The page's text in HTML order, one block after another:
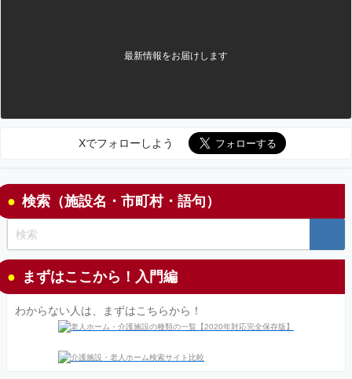
最新情報をお届けします
Xでフォローしよう
検索（施設名・市町村・語句）
まずはここから！入門編
わからない人は、まずはこちらから！